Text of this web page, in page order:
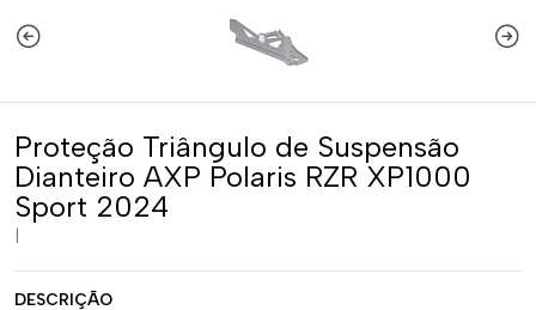
Proteção Triângulo de Suspensão
Dianteiro AXP Polaris RZR XP1000
Sport 2024
DESCRIÇÃO